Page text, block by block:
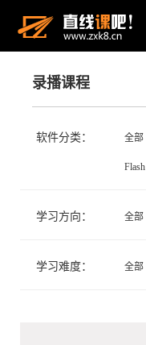
录播课程
软件分类： 全部
Flash
学习方向： 全部
学习难度： 全部